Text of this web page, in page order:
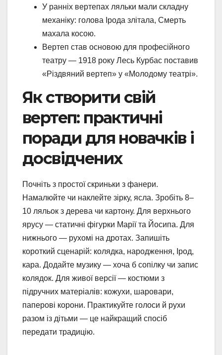
У ранніх вертепах ляльки мали складну
механіку: голова Ірода злітала, Смерть
махала косою.
Вертеп став основою для професійного
театру — 1918 року Лесь Курбас поставив
«Різдвяний вертеп» у «Молодому театрі».
Як створити свій
вертеп: практичні
поради для новачків і
досвідчених
Почніть з простої скриньки з фанери.
Намалюйте чи наклейте зірку, ясла. Зробіть 8–
10 ляльок з дерева чи картону. Для верхнього
ярусу — статичні фігурки Марії та Йосипа. Для
нижнього — рухомі на дротах. Запишіть
короткий сценарій: колядка, народження, Ірод,
кара. Додайте музику — хоча б сопілку чи запис
колядок. Для живої версії — костюми з
підручних матеріалів: кожухи, шаровари,
паперові корони. Практикуйте голоси й рухи
разом із дітьми — це найкращий спосіб
передати традицію.